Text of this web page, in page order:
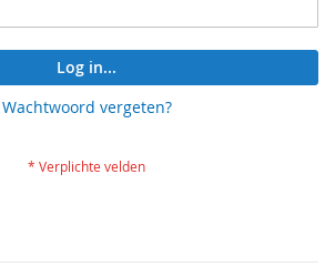
Log in...
Wachtwoord vergeten?